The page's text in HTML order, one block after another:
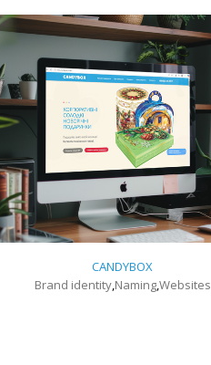
CANDYBOX
Brand identity,Naming,Websites